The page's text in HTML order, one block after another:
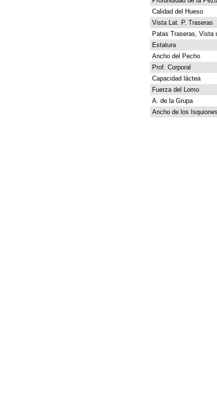
Calidad del Hueso
Vista Lat. P. Traseras
Patas Traseras, Vista
Estatura
Ancho del Pecho
Prof. Corporal
Capacidad láctea
Fuerza del Lomo
A. de la Grupa
Ancho de los